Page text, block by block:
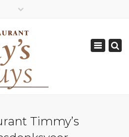
Zaterdag: 17.00 - 22.00 uur
0162-512570
info@timmys.nl
Toggle
Timmy’s